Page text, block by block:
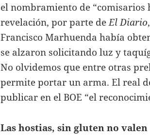
el nombramiento de
revelación, por parte deEl Diario
Francisco Marhuenda había
se alzaron solicitando luz y
No olvidemos que entre otras
permite portar un arma. El real
publicar en el BOE “el
Las hostias, sin gluten no valen